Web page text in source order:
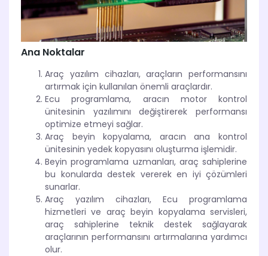
Ana Noktalar
Araç yazılım cihazları, araçların performansını
artırmak için kullanılan önemli araçlardır.
Ecu programlama, aracın motor kontrol
ünitesinin yazılımını değiştirerek performansı
optimize etmeyi sağlar.
Araç beyin kopyalama, aracın ana kontrol
ünitesinin yedek kopyasını oluşturma işlemidir.
Beyin programlama uzmanları, araç sahiplerine
bu konularda destek vererek en iyi çözümleri
sunarlar.
Araç yazılım cihazları, Ecu programlama
hizmetleri ve araç beyin kopyalama servisleri,
araç sahiplerine teknik destek sağlayarak
araçlarının performansını artırmalarına yardımcı
olur.